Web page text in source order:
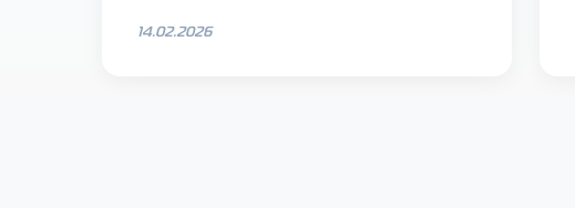
14.02.2026